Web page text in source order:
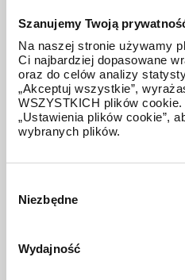
Szanujemy Twoją
Na naszej stronie używamy
Ci najbardziej dopasowane
oraz do celów analizy
„Akceptuj wszystkie”,
WSZYSTKICH plików
„Ustawienia plików cookie”,
wybranych plików.
zgody
Niezbędne
Wydajność
Tania działka usługowa.